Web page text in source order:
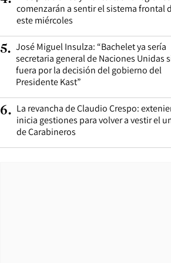
comenzarán a sentir el sistema frontal
este miércoles
5. José Miguel Insulza: “Bachelet ya sería
secretaria general de Naciones Unidas
fuera por la decisión del gobierno del
Presidente Kast”
6. La revancha de Claudio Crespo:
inicia gestiones para volver a vestir el
de Carabineros